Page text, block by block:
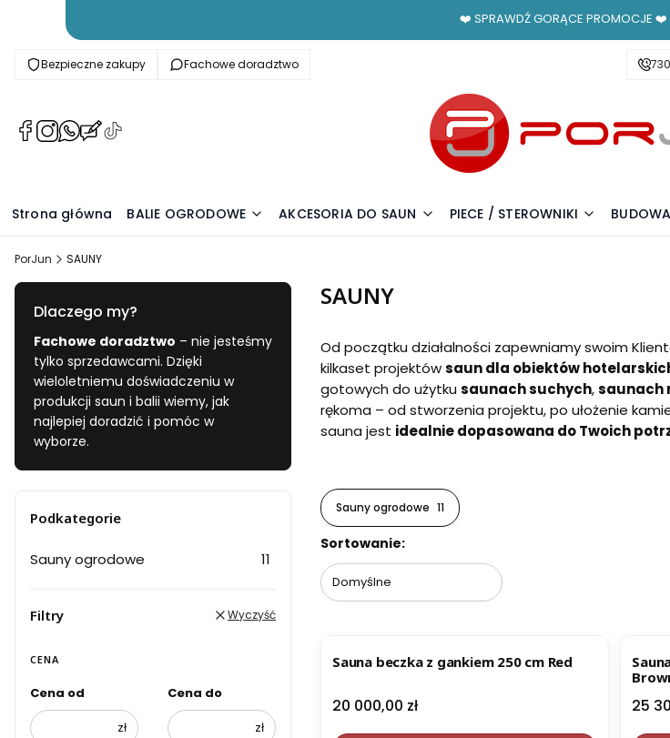
❤️ SPRAWDŹ GORĄCE PROMOCJE ❤️
Bezpieczne zakupy Fachowe doradztwo
(Otwiera
karcie)
(Otwiera
karcie)
(Otwiera
karcie)
(Otwiera
karcie)karcie)
Strona główna BALIE OGRODOWE AKCESORIA DO SAUN PIECE / STEROWNIKI
PorJun SAUNY
Dlaczego my?
Fachowe doradztwo – nie jesteśmy
tylko sprzedawcami. Dzięki
wieloletniemu doświadczeniu w
produkcji saun i balii wiemy, jak
najlepiej doradzić i pomóc w
wyborze.
Podkategorie
Sauny ogrodowe 11
Filtry Wyczyść
CENA
Cena od
zł
Cena do
zł
SAUNY
Od początku działalności zapewniamy swoim
kilkaset projektówsaun dla obiektów
gotowych do użytku saunach suchych,saunach
rękoma – od stworzenia projektu, po ułożenie
sauna jest idealnie dopasowana do Twoich
Sauny ogrodowe 11
Lista produktów
Sortowanie:
Domyślne
Sauna beczka z gankiem 250 cm Red
Cena
20 000,00 zł Cena
25